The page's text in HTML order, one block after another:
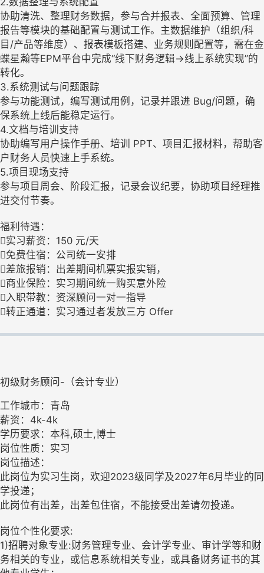
协助清洗、整理财务数据，参与合并报表、全面预算、管理
报告等模块的基础配置与测试工作。主数据维护（组织/科
目/产品等维度）、报表模板搭建、业务规则配置等，需在金
蝶星瀚等EPM平台中完成“线下财务逻辑→线上系统实现”的
转化。
3.系统测试与问题跟踪
参与功能测试，编写测试用例，记录并跟进 Bug/问题，确
保系统上线后能稳定运行。
4.文档与培训支持
协助编写用户操作手册、培训 PPT、项目汇报材料，帮助客
户财务人员快速上手系统。
5.项目现场支持
参与项目周会、阶段汇报，记录会议纪要，协助项目经理推
进交付节奏。
福利待遇：
实习薪资：150 元/天
免费住宿：公司统一安排
差旅报销：出差期间机票实报实销，
商业保险：实习期间统一购买意外险
入职带教：资深顾问一对一指导
转正通道：实习通过者发放三方 Offer
初级财务顾问-（会计专业）
工作城市：青岛
薪资：4k-4k
学历要求：本科,硕士,博士
岗位性质：实习
岗位描述：
此岗位为实习生岗，欢迎2023级同学及2027年6月毕业的同
学投递；
此岗位有出差，出差包住宿，不能接受出差请勿投递。
岗位个性化要求:
1)招聘对象专业:财务管理专业、会计学专业、审计学等和财
务相关的专业，或信息系统相关专业，或具备财务证书的其